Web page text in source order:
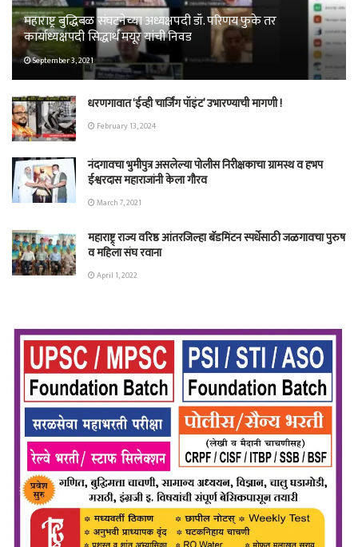
महाराष्ट्र बुद्धिबळ संघटनेच्या अध्यक्षपदी डॉ. परिणय फुके तर
कार्याध्यक्षपदी सिद्धार्थ मयूर यांची निवड
September 3, 2021
धरणगावात ‘ईव्ही चार्जिंग पॉइंट’ उभारण्याची मागणी !
February 13, 2024
नंदगावचा भुमीपुत्र असलेल्या पोलीस निरीक्षकाचा ग्रामस्थ व हभप
ईश्वरदास महाराजांनी केला गौरव
March 7, 2021
महाराष्ट्र् राज्य वरिष्ठ आंतरजिल्हा बॅडमिंटन स्पर्धेसाठी जळगावचा पुरुष
व महिला संघ रवाना
April 1, 2022